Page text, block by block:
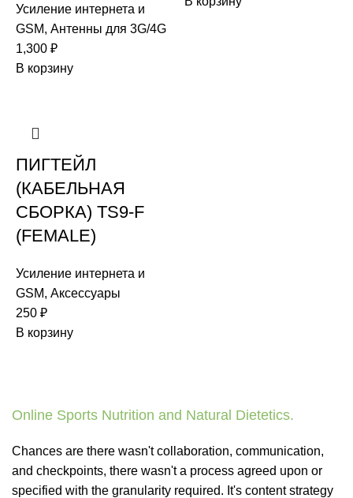
Усиление интернета и
GSM, Антенны для 3G/4G
1,300 ₽
В корзину
ПИГТЕЙЛ
(КАБЕЛЬНАЯ
СБОРКА) TS9-F
(FEMALE)
Усиление интернета и
GSM, Аксессуары
250 ₽
В корзину
Online Sports Nutrition and Natural Dietetics.
Chances are there wasn't collaboration, communication,
and checkpoints, there wasn't a process agreed upon or
specified with the granularity required. It's content strategy